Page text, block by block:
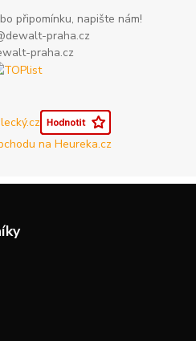
připomínku, napište nám!
praha.cz
praha.cz